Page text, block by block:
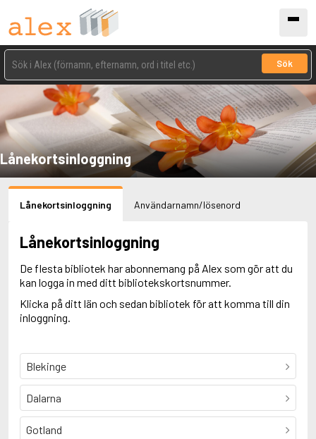
Sök
Lånekortsinloggning
Lånekortsinloggning Användarnamn/lösenord
Lånekortsinloggning
De flesta bibliotek har abonnemang på Alex som gör att du
kan logga in med ditt bibliotekskortsnummer.
Klicka på ditt län och sedan bibliotek för att komma till din
inloggning.
Blekinge
Dalarna
Gotland